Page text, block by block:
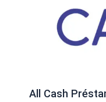
All Cash